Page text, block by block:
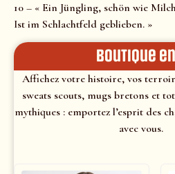
10 – « Ein Jüngling, schön wie
Ist im Schlachtfeld geblieben. »
Boutique
Affichez votre histoire, vos
sweats scouts, mugs bretons et
mythiques : emportez l’esprit des
avec vous.